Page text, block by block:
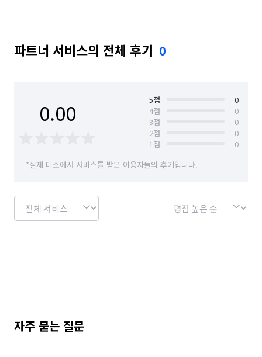
파트너 서비스의 전체 후기 0
0.00 5점
0
4점
0
3점
0
2점
0
1점
0
*실제 미소에서 서비스를 받은 이용자들의 후기입니다.
자주 묻는 질문